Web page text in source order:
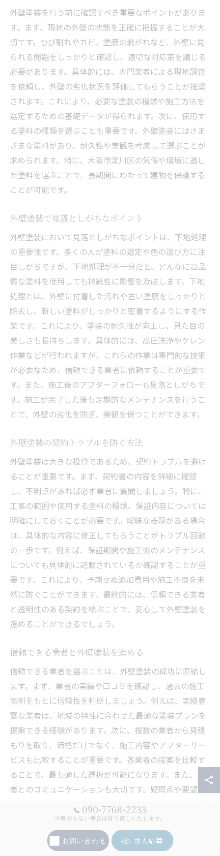
外壁塗装を行う前に確認すべき重要なポイントがありま
す。まず、現状の外壁の状態を正確に把握することが大
切です。ひび割れやカビ、塗膜の剥がれなど、外壁に見
られる問題をしっかりと確認し、適切な対応策を講じる
必要があります。具体的には、専門業者による現地調査
を依頼し、外壁の劣化状況を評価してもらうことが推奨
されます。これにより、必要な塗装の種類や施工方法を
選定するための基礎データが得られます。次に、使用す
る塗料の種類を選ぶことも重要です。外壁塗装にはさま
ざまな塗料があり、耐久性や美観を考慮して選ぶことが
求められます。特に、大阪市淀川区の気候や環境に適し
た塗料を選ぶことで、長期間にわたって建物を保護する
ことが可能です。
外壁塗装で見落としがちなポイント
外壁塗装において見落としがちなポイントは、下地処理
の重要性です。多くの人が塗料の選定や色の選び方に注
目しがちですが、下地処理が不十分だと、どんなに高品
質な塗料を使用しても持続性に影響を及ぼします。下地
処理とは、外壁に付着した汚れや古い塗膜をしっかりと
除去し、新しい塗料がしっかりと密着するようにする作
業です。これにより、塗装の耐久性が向上し、見た目の
美しさも長持ちします。具体的には、高圧洗浄やケレン
作業などが行われますが、これらの作業は専門的な技術
が必要なため、信頼できる業者に依頼することが重要で
す。また、施工後のアフターフォローも見落としがちで
す。施工が完了した後も定期的なメンテナンスを行うこ
とで、外壁の劣化を防ぎ、美観を保つことができます。
外壁塗装の契約トラブルを防ぐ方法
外壁塗装は大きな投資であるため、契約トラブルを避け
ることが重要です。まず、契約書の内容を詳細に確認
し、不明点があれば必ず業者に質問しましょう。特に、
工事の範囲や使用する塗料の種類、保証内容については
明確にしておくことが必要です。曖昧な表現がある場合
は、具体的な内容に修正してもらうことがトラブル回避
の一歩です。例えば、保証期間や施工後のメンテナンス
についても具体的に記載されているか確認することが重
要です。これにより、予期せぬ追加費用や施工不良を未
然に防ぐことができます。最終的には、信頼できる業者
と透明性のある契約を結ぶことで、安心して外壁塗装を
進めることができるでしょう。
信頼できる業者と外壁塗装を進める
信頼できる業者を選ぶことは、外壁塗装の成功に直結し
ます。まず、業者の実績や口コミを確認し、過去の施工
事例をもとに信頼性を判断しましょう。例えば、実績豊
富な業者は、地域の特性に合わせた最適な塗装プランを
提案できる経験があります。次に、複数の業者から見積
もりを取り、価格だけでなく、施工内容やアフターサー
ビスも比較することが重要です。各業者の提案を比較す
ることで、最も適した選択が可能になります。また、業
者とのコミュニケーションも大切です。疑問点や要望を
しっかりと伝え、双方の理解を深めることで、スムーズ
な施工が期待できます。信頼できる業者と協力すること
で、安心して外壁塗装を進め、住まいの美観と耐久性を
最大限に引き出すことができるでしょう。
090-7768-2233
※繋がらない場合は折り返しいたします。
お問い合わせ 求人応募